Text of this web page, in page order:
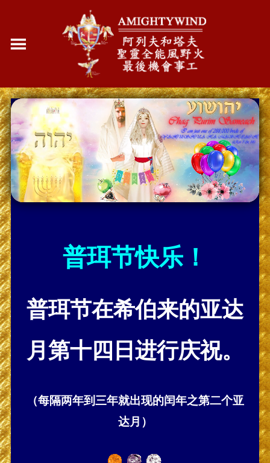
普珥节快乐！
普珥节在希伯来的亚达
月第十四日进行庆祝。
（每隔两年到三年就出现的闰年之第二个亚
达月）